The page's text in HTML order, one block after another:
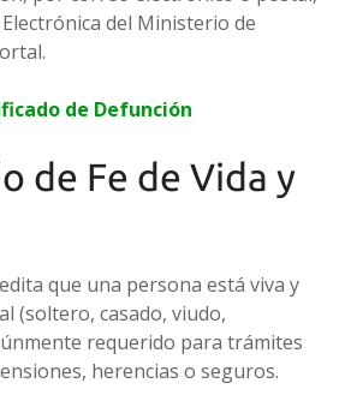
del Ministerio de
de Defunción
de Fe de Vida y
que una persona está viva y
(soltero, casado, viudo,
requerido para trámites
herencias o seguros.